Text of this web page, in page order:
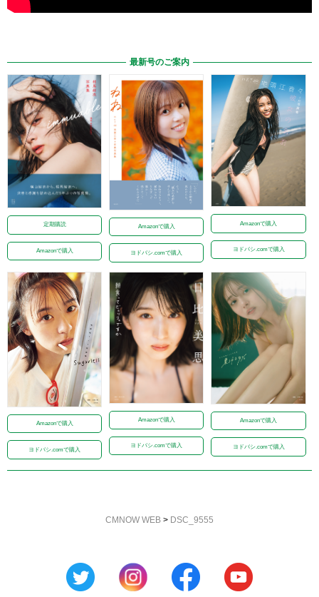
最新号のご案内
定期購読
Amazonで購入
Amazonで購入
ヨドバシ.comで購入
Amazonで購入
ヨドバシ.comで購入
Amazonで購入
ヨドバシ.comで購入
Amazonで購入
ヨドバシ.comで購入
Amazonで購入
ヨドバシ.comで購入
CMNOW WEB > DSC_9555